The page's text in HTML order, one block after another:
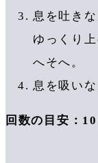
息を吐き
ゆっくり
へそへ。
息を吸い
回数の目安：